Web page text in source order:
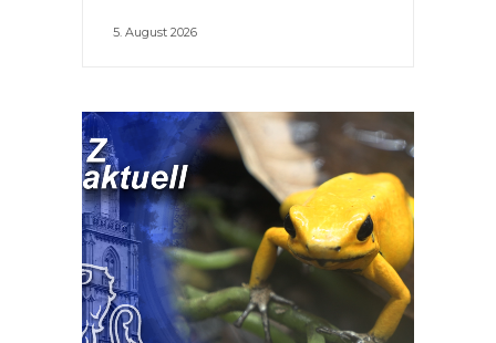
5. August 2026